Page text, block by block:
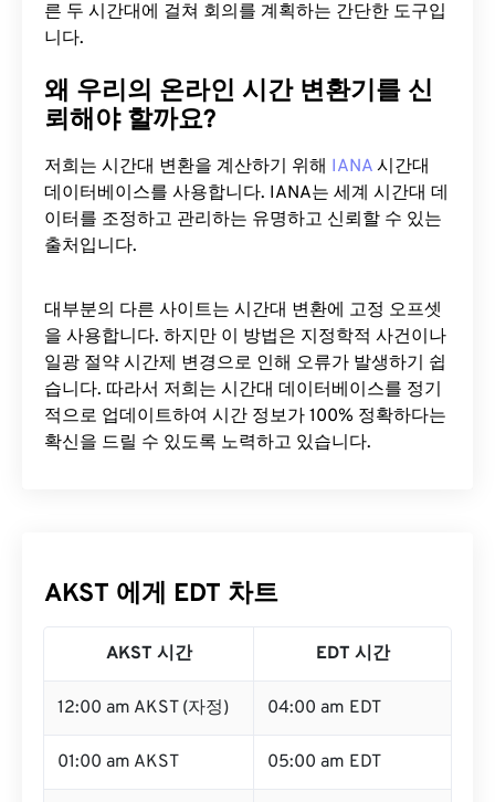
른 두 시간대에 걸쳐 회의를 계획하는 간단한 도구입
니다.
왜 우리의 온라인 시간 변환기를 신
뢰해야 할까요?
저희는 시간대 변환을 계산하기 위해 IANA 시간대
데이터베이스를 사용합니다. IANA는 세계 시간대 데
이터를 조정하고 관리하는 유명하고 신뢰할 수 있는
출처입니다.
대부분의 다른 사이트는 시간대 변환에 ​​고정 오프셋
을 사용합니다. 하지만 이 방법은 지정학적 사건이나
일광 절약 시간제 변경으로 인해 오류가 발생하기 쉽
습니다. 따라서 저희는 시간대 데이터베이스를 정기
적으로 업데이트하여 시간 정보가 100% 정확하다는
확신을 드릴 수 있도록 노력하고 있습니다.
AKST 에게 EDT 차트
AKST 시간 EDT 시간
12:00 am AKST (자정) 04:00 am EDT
01:00 am AKST 05:00 am EDT